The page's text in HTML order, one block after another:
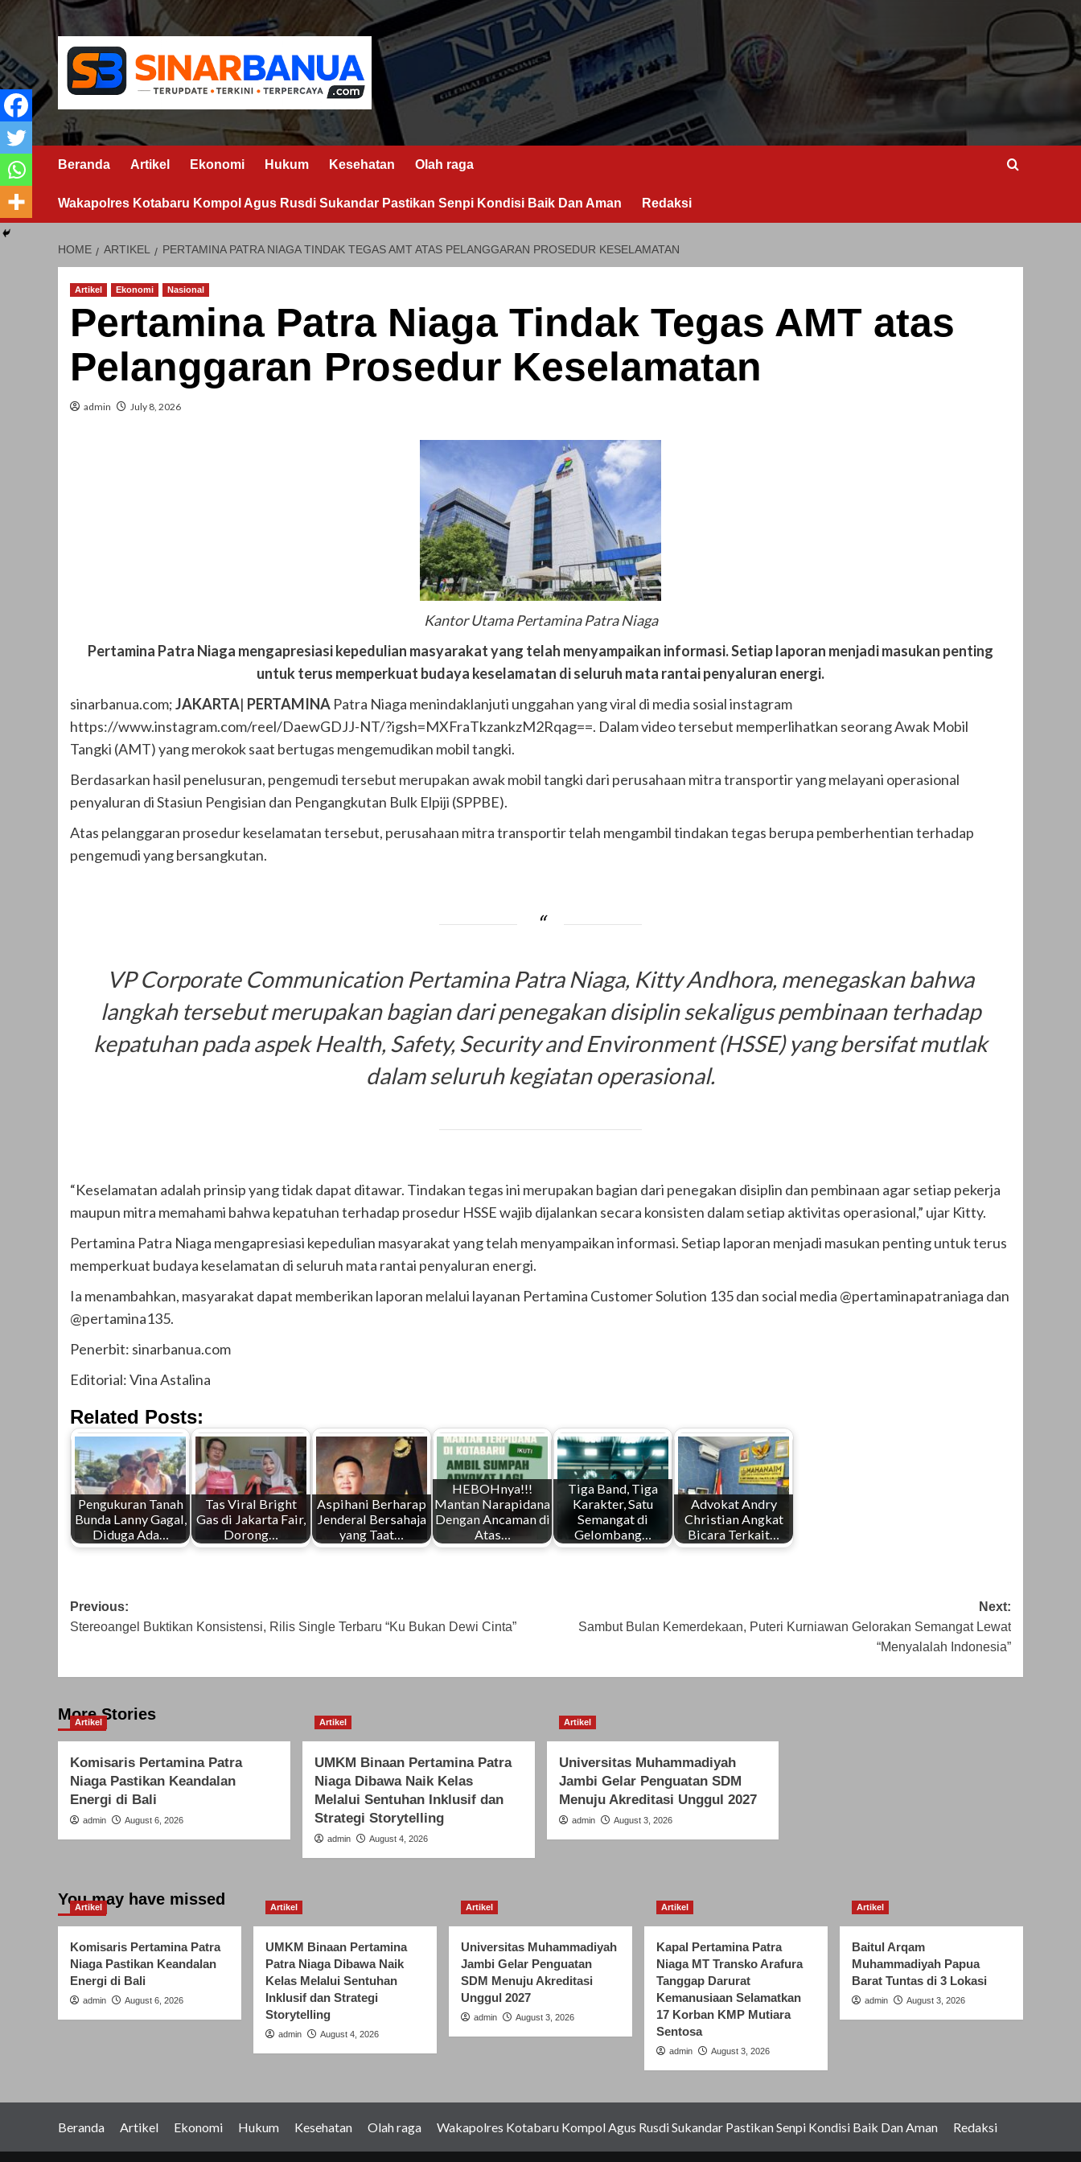
Skip
to
content
Beranda Artikel Ekonomi Hukum Kesehatan Olah raga
Wakapolres Kotabaru Kompol Agus Rusdi Sukandar Pastikan Senpi Kondisi Baik Dan Aman Redaksi
HOME ARTIKEL PERTAMINA PATRA NIAGA TINDAK TEGAS AMT ATAS PELANGGARAN PROSEDUR KESELAMATAN
Artikel Ekonomi Nasional
Pertamina Patra Niaga Tindak Tegas AMT atas
Pelanggaran Prosedur Keselamatan
admin July 8, 2026
Kantor Utama Pertamina Patra Niaga
Pertamina Patra Niaga mengapresiasi kepedulian masyarakat yang telah menyampaikan informasi. Setiap laporan menjadi masukan penting
untuk terus memperkuat budaya keselamatan di seluruh mata rantai penyaluran energi.
sinarbanua.com;JAKARTA| PERTAMINA Patra Niaga menindaklanjuti unggahan yang viral di media sosial instagram
https://www.instagram.com/reel/DaewGDJJ-NT/?igsh=MXFraTkzankzM2Rqag==. Dalam video tersebut memperlihatkan seorang Awak Mobil
Tangki (AMT) yang merokok saat bertugas mengemudikan mobil tangki.
Berdasarkan hasil penelusuran, pengemudi tersebut merupakan awak mobil tangki dari perusahaan mitra transportir yang melayani operasional
penyaluran di Stasiun Pengisian dan Pengangkutan Bulk Elpiji (SPPBE).
Atas pelanggaran prosedur keselamatan tersebut, perusahaan mitra transportir telah mengambil tindakan tegas berupa pemberhentian terhadap
pengemudi yang bersangkutan.
VP Corporate Communication Pertamina Patra Niaga, Kitty Andhora, menegaskan bahwa
langkah tersebut merupakan bagian dari penegakan disiplin sekaligus pembinaan terhadap
kepatuhan pada aspek Health, Safety, Security and Environment (HSSE) yang bersifat mutlak
dalam seluruh kegiatan operasional.
“Keselamatan adalah prinsip yang tidak dapat ditawar. Tindakan tegas ini merupakan bagian dari penegakan disiplin dan pembinaan agar setiap pekerja
maupun mitra memahami bahwa kepatuhan terhadap prosedur HSSE wajib dijalankan secara konsisten dalam setiap aktivitas operasional,” ujar Kitty.
Pertamina Patra Niaga mengapresiasi kepedulian masyarakat yang telah menyampaikan informasi. Setiap laporan menjadi masukan penting untuk terus
memperkuat budaya keselamatan di seluruh mata rantai penyaluran energi.
Ia menambahkan, masyarakat dapat memberikan laporan melalui layanan Pertamina Customer Solution 135 dan social media @pertaminapatraniaga dan
@pertamina135.
Penerbit: sinarbanua.com
Editorial: Vina Astalina
Related Posts:
Pengukuran Tanah
Bunda Lanny Gagal,
Diduga Ada…
Tas Viral Bright
Gas di Jakarta Fair,
Dorong…
Aspihani Berharap
Jenderal Bersahaja
yang Taat…
HEBOHnya!!!
Mantan Narapidana
Dengan Ancaman di
Atas…
Tiga Band, Tiga
Karakter, Satu
Semangat di
Gelombang…
Advokat Andry
Christian Angkat
Bicara Terkait…
Post
navigation
Previous:
Stereoangel Buktikan Konsistensi, Rilis Single Terbaru “Ku Bukan Dewi Cinta”
Next:
Sambut Bulan Kemerdekaan, Puteri Kurniawan Gelorakan Semangat Lewat
“Menyalalah Indonesia”
More Stories
Artikel
Komisaris Pertamina Patra
Niaga Pastikan Keandalan
Energi di Bali
admin August 6, 2026
Artikel
UMKM Binaan Pertamina Patra
Niaga Dibawa Naik Kelas
Melalui Sentuhan Inklusif dan
Strategi Storytelling
admin August 4, 2026
Artikel
Universitas Muhammadiyah
Jambi Gelar Penguatan SDM
Menuju Akreditasi Unggul 2027
admin August 3, 2026
You may have missed
Artikel
Komisaris Pertamina Patra
Niaga Pastikan Keandalan
Energi di Bali
admin August 6, 2026
Artikel
UMKM Binaan Pertamina
Patra Niaga Dibawa Naik
Kelas Melalui Sentuhan
Inklusif dan Strategi
Storytelling
admin August 4, 2026
Artikel
Universitas Muhammadiyah
Jambi Gelar Penguatan
SDM Menuju Akreditasi
Unggul 2027
admin August 3, 2026
Artikel
Kapal Pertamina Patra
Niaga MT Transko Arafura
Tanggap Darurat
Kemanusiaan Selamatkan
17 Korban KMP Mutiara
Sentosa
admin August 3, 2026
Artikel
Baitul Arqam
Muhammadiyah Papua
Barat Tuntas di 3 Lokasi
admin August 3, 2026
Beranda Artikel Ekonomi Hukum Kesehatan Olah raga Wakapolres Kotabaru Kompol Agus Rusdi Sukandar Pastikan Senpi Kondisi Baik Dan Aman Redaksi